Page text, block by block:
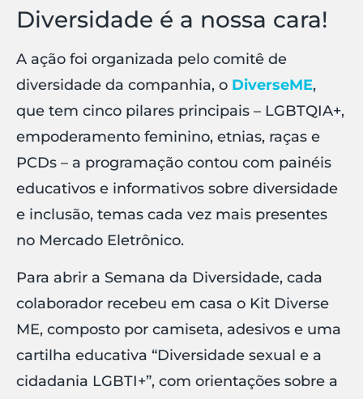
Diversidade é a nossa cara!
A ação foi organizada pelo comitê de
diversidade da companhia, o DiverseME,
que tem cinco pilares principais – LGBTQIA+,
empoderamento feminino, etnias, raças e
PCDs – a programação contou com painéis
educativos e informativos sobre diversidade
e inclusão, temas cada vez mais presentes
no Mercado Eletrônico.
Para abrir a Semana da Diversidade, cada
colaborador recebeu em casa o Kit Diverse
ME, composto por camiseta, adesivos e uma
cartilha educativa “Diversidade sexual e a
cidadania LGBTI+”, com orientações sobre a